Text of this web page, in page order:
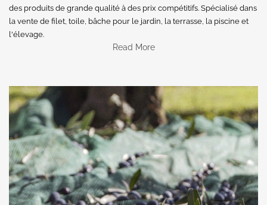
des produits de grande qualité à des prix compétitifs. Spécialisé dans
la vente de filet, toile, bâche pour le jardin, la terrasse, la piscine et
l'élevage.
Read More